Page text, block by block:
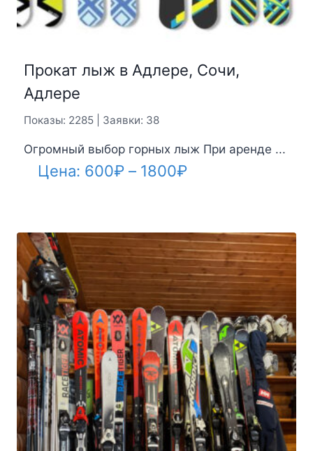
Прокат лыж в Адлере, Сочи,
Адлере
Показы: 2285 | Заявки: 38
Огромный выбор горных лыж При аренде ...
Цена: 600₽ – 1800₽Диапазон
–
1800₽